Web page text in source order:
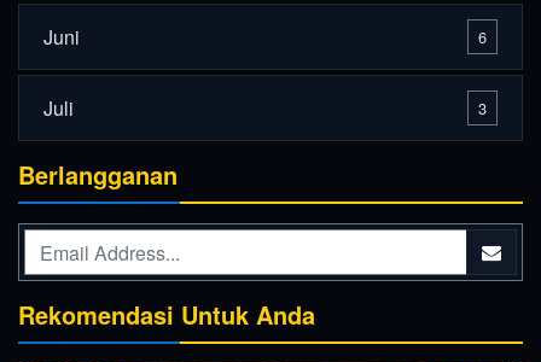
Juni 6
Juli 3
Berlangganan
Rekomendasi Untuk Anda